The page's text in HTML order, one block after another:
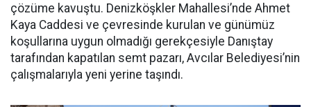
çözüme kavuştu. Denizköşkler Mahallesi’nde Ahmet
Kaya Caddesi ve çevresinde kurulan ve günümüz
koşullarına uygun olmadığı gerekçesiyle Danıştay
tarafından kapatılan semt pazarı, Avcılar Belediyesi’nin
çalışmalarıyla yeni yerine taşındı.